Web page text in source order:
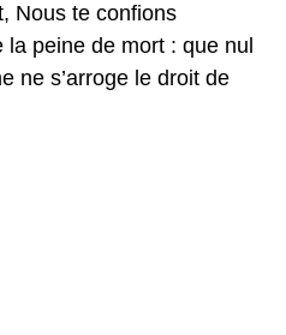
Nous te confions
la peine de mort : que nul
ne s’arroge le droit de